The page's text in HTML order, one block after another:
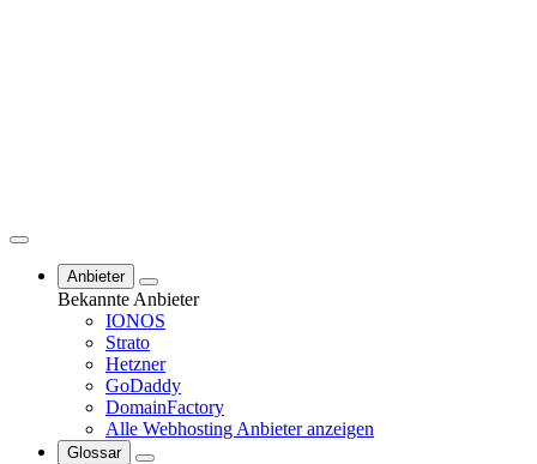
Anbieter
Bekannte Anbieter
IONOS
Strato
Hetzner
GoDaddy
DomainFactory
Alle Webhosting Anbieter anzeigen
Glossar